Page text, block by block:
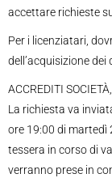
accettare richieste
Per i licenziatari,
dell’acquisizione
ACCREDITI
La richiesta va
ore 19:00 di martedì
tessera in corso di
verranno prese in